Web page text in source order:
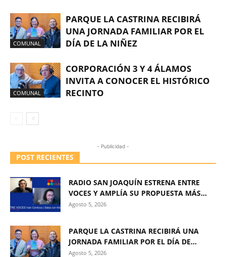
COMUNAL
PARQUE LA CASTRINA RECIBIRÁ
UNA JORNADA FAMILIAR POR EL
DÍA DE LA NIÑEZ
COMUNAL
CORPORACIÓN 3 Y 4 ÁLAMOS
INVITA A CONOCER EL HISTÓRICO
RECINTO
- Publicidad -
POST RECIENTES
RADIO SAN JOAQUÍN ESTRENA ENTRE
VOCES Y AMPLÍA SU PROPUESTA MÁS...
Agosto 5, 2026
PARQUE LA CASTRINA RECIBIRÁ UNA
JORNADA FAMILIAR POR EL DÍA DE...
Agosto 5, 2026